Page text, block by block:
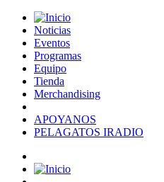
Noticias
Eventos
Programas
Equipo
Tienda
Merchandising
APOYANOS
PELAGATOS IRADIO